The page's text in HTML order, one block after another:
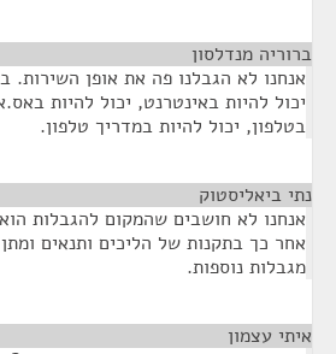
ברוריה מנדלסון
אנחנו לא הגבלנו פה את אופן השירות.
יכול להיות באינטרנט, יכול להיות
בטלפון, יכול להיות במדריך טלפון.
נתי ביאליסטוק
אנחנו לא חושבים שהמקום להגבלות
אחר כך בתקנות של הליכים ותנאים ומתן
מגבלות נוספות.
איתי עצמון